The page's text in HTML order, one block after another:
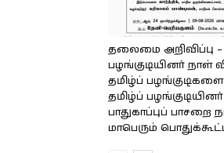
தலைமை அறிவிப்பு
பழங்குடியினர் நாள்
தமிழ்ப்
தமிழ்ப் பழங்குடியினர்
பாதுகாப்புப் பாசறை
மாபெரும்